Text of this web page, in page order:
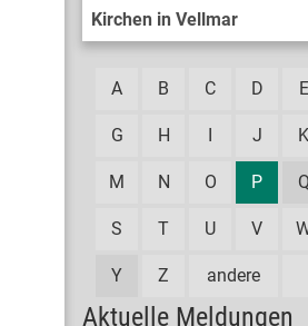
Kirchen in Vellmar
A B C D E
G H J K
M N O P Q
S T U V
Y Z andere
Aktuelle Meldungen